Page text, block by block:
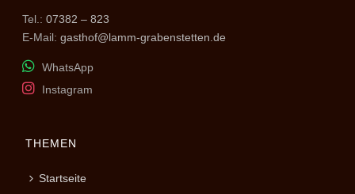
Tel.:07382 – 823
E-Mail:gasthof@lamm-grabenstetten.de
WhatsApp
Instagram
THEMEN
Startseite